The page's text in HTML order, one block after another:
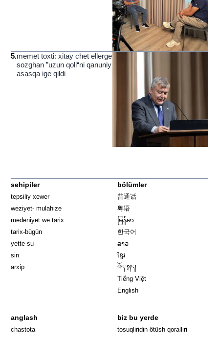
5.memet toxti: xitay chet ellerge
sozghan ”uzun qoli“ni qanuniy
asasqa ige qildi
sehipiler
tepsiliy xewer
weziyet- mulahize
medeniyet we tarix
tarix-bügün
yette su
sin
arxip
bölümler
普通话
粤语
မြန်မာ
한국어
ລາວ
ខ្មែរ
བོད་སྐད།
Tiếng Việt
English
anglash
chastota
biz bu yerde
tosuqliridin ötüsh qoralliri